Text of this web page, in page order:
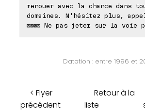
renouer avec la chance dans
domaines. N'hésitez plus,
⊠⊠⊠⊠ Ne pas jeter sur la voie
Datation : entre 1996 et
< Flyer
précédent
Retour à la
liste